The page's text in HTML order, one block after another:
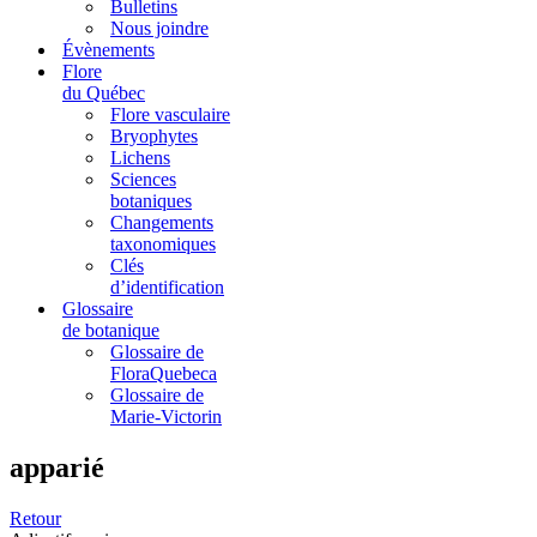
Bulletins
Nous joindre
Évènements
Flore
du Québec
Flore vasculaire
Bryophytes
Lichens
Sciences
botaniques
Changements
taxonomiques
Clés
d’identification
Glossaire
de botanique
Glossaire de
FloraQuebeca
Glossaire de
Marie-Victorin
apparié
Retour